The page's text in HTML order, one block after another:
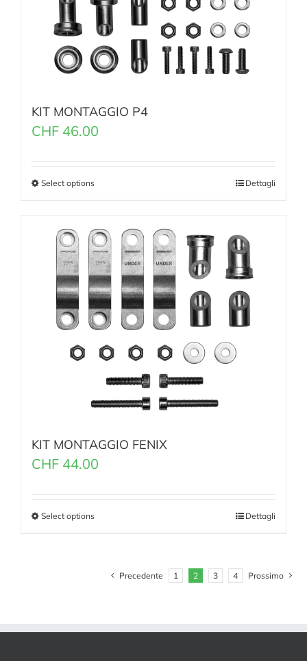
KIT MONTAGGIO P4
CHF 46.00
Select options Dettagli
KIT MONTAGGIO FENIX
CHF 44.00
Select options Dettagli
Precedente 1 2 3 4 Prossimo